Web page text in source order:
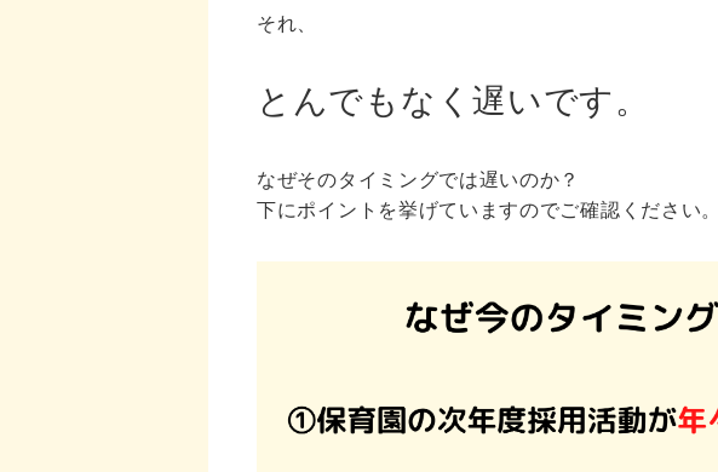
それ、
とんでもなく遅いです。
なぜそのタイミングでは遅いのか？
下にポイントを挙げていますのでご確認ください。